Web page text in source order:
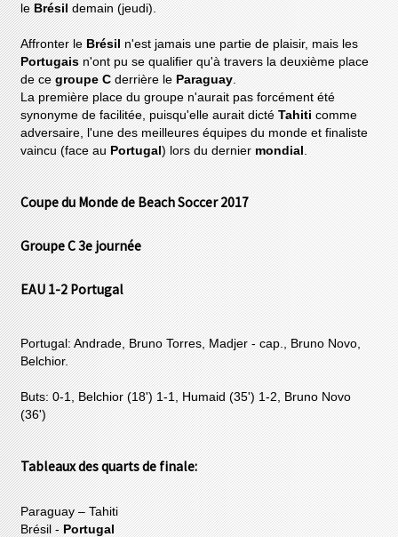
leBrésildemain (jeudi).
Affronter leBrésil n'est jamais une partie de plaisir, mais les
Portugais n'ont pu se qualifier qu'à travers la deuxième place
de cegroupe C derrière leParaguay
La première place du groupe n'aurait pas forcément été
synonyme de facilitée, puisqu'elle aurait dictéTahiti comme
adversaire, l'une des meilleures équipes du monde et finaliste
vaincu (face auPortugal) lors du derniermondial
Coupe du Monde de Beach Soccer 2017
Groupe C 3e journée
EAU 1-2 Portugal
Portugal: Andrade, Bruno Torres, Madjer - cap., Bruno Novo,
Belchior.
Buts: 0-1, Belchior (18') 1-1, Humaid (35') 1-2, Bruno Novo
(36')
Tableaux des quarts de finale:
Paraguay – Tahiti
Brésil -Portugal